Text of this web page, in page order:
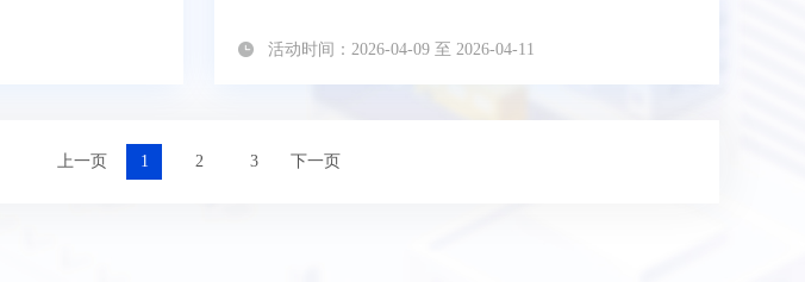
活动时间：2026-04-09 至 2026-04-11
上一页 1 2 3 下一页